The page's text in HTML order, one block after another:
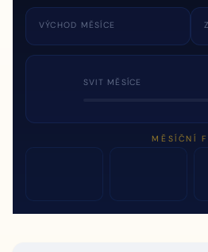
VÝCHOD MĚSÍCE
SVIT MĚSÍCE
MĚSÍČNÍ